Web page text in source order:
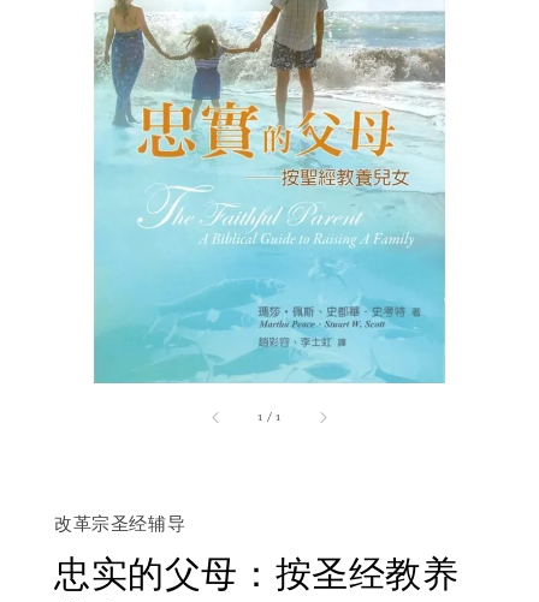
1 /1
改革宗圣经辅导
忠实的父母：按圣经教养